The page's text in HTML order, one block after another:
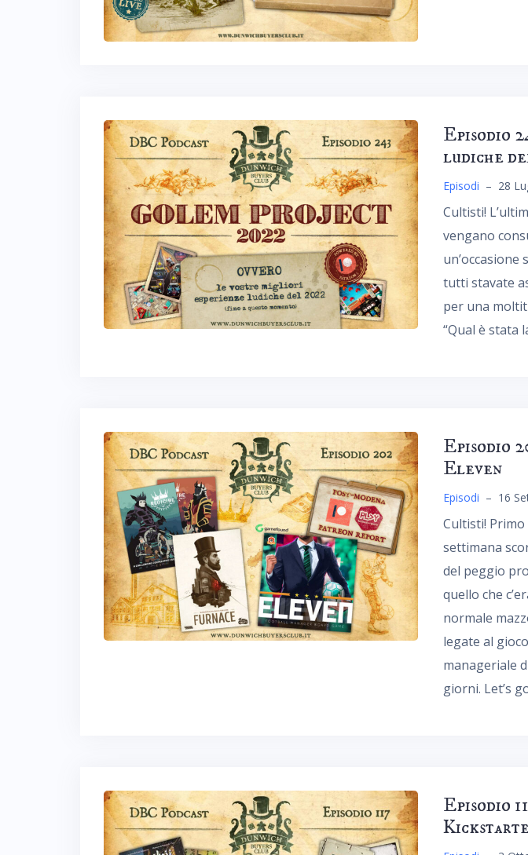
Episodio
ludiche
Episodi – 28
Cultisti!
vengano
un’occasione
tutti stavate
per una
“Qual è stata
Episodio
Eleven
Episodi – 16
Cultisti!
settimana
del peggio
quello che
normale
legate al
manageriale
giorni. Let’s
Episodio